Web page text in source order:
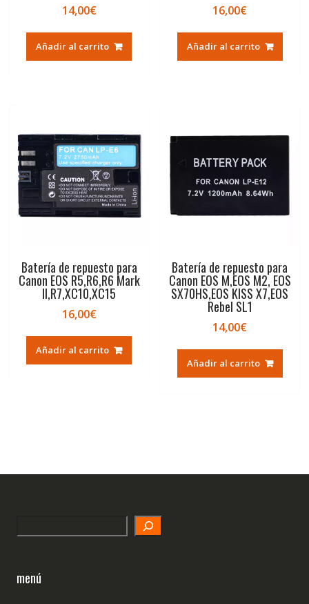
14,00€
Añadir al carrito
16,00€
Añadir al carrito
Batería de repuesto para
Canon EOS R5,R6,R6 Mark
II,R7,XC10,XC15
16,00€
Añadir al carrito
Batería de repuesto para
Canon EOS M,EOS M2, EOS
SX70HS,EOS KISS X7,EOS
Rebel SL1
14,00€
Añadir al carrito
menú